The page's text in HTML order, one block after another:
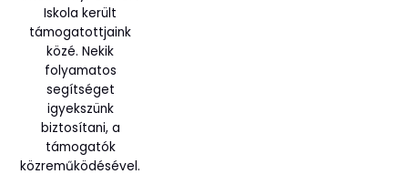
Iskola került
támogatottjaink
közé. Nekik
folyamatos
segítséget
igyekszünk
biztosítani, a
támogatók
közreműködésével.